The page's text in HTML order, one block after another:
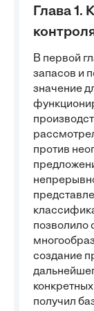
Глава 1.
В первой
запасов и
значение
против
позволило
создание
получил